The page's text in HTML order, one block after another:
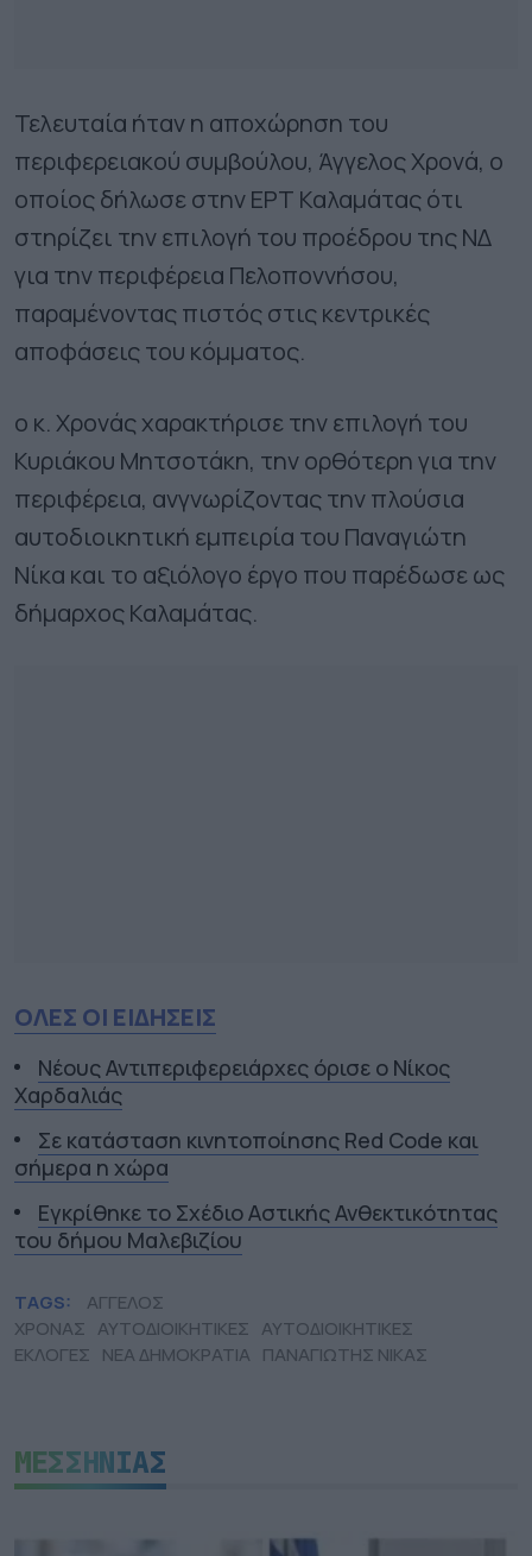
Τελευταία ήταν η αποχώρηση του
περιφερειακού συμβούλου, Άγγελος Χρονά, ο
οποίος δήλωσε στην ΕΡΤ Καλαμάτας ότι
στηρίζει την επιλογή του προέδρου της ΝΔ
για την περιφέρεια Πελοποννήσου,
παραμένοντας πιστός στις κεντρικές
αποφάσεις του κόμματος.
ο κ. Χρονάς χαρακτήρισε την επιλογή του
Κυριάκου Μητσοτάκη, την ορθότερη για την
περιφέρεια, ανγνωρίζοντας την πλούσια
αυτοδιοικητική εμπειρία του Παναγιώτη
Νίκα και το αξιόλογο έργο που παρέδωσε ως
δήμαρχος Καλαμάτας.
ΟΛΕΣ ΟΙ ΕΙΔΗΣΕΙΣ
Νέους Αντιπεριφερειάρχες όρισε ο Νίκος
Χαρδαλιάς
Σε κατάσταση κινητοποίησης Red Code και
σήμερα η χώρα
Εγκρίθηκε το Σχέδιο Αστικής Ανθεκτικότητας
του δήμου Μαλεβιζίου
TAGS:
ΑΓΓΕΛΟΣ
ΧΡΟΝΑΣ ΑΥΤΟΔΙΟΙΚΗΤΙΚΕΣ ΑΥΤΟΔΙΟΙΚΗΤΙΚΕΣ
ΕΚΛΟΓΕΣ ΝΕΑ ΔΗΜΟΚΡΑΤΙΑ ΠΑΝΑΓΙΩΤΗΣ ΝΙΚΑΣ
ΜΕΣΣΗΝΙΑΣ